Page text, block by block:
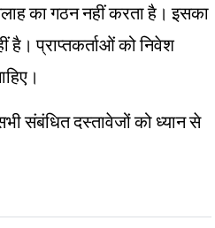
का गठन नहीं करता है। इसका
है। प्राप्तकर्ताओं को निवेश
संबंधित दस्तावेजों को ध्यान से